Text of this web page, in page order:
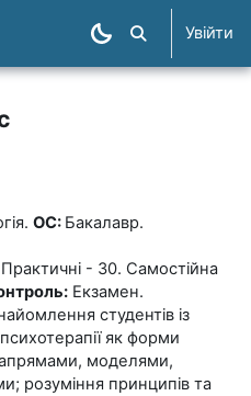
Пошук курсів
Увійти
ОС: Бакалавр.
- 30. Самостійна
Екзамен.
студентів із
як форми
моделями,
розуміння принципів та